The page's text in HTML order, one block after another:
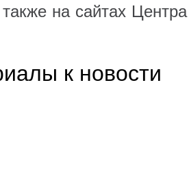
на сайтах
к новости